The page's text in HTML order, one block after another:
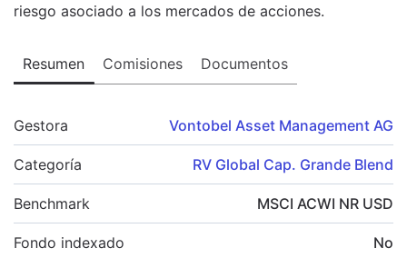
riesgo asociado a los mercados de acciones.
Resumen Comisiones Documentos
Gestora Vontobel Asset Management AG
Categoría RV Global Cap. Grande Blend
Benchmark MSCI ACWI NR USD
Fondo indexado No